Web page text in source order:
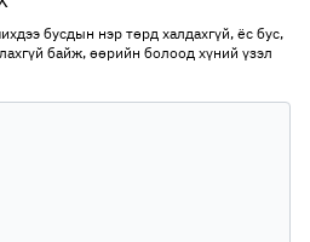
бусдын нэр төрд халдахгүй, ёс бус,
байж, өөрийн болоод хүний үзэл